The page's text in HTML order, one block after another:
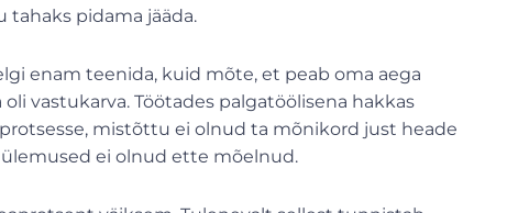
tahaks pidama jääda.
enam teenida, kuid mõte, et peab oma aega
vastukarva. Töötades palgatöölisena hakkas
mistõttu ei olnud ta mõnikord just heade
ei olnud ette mõelnud.